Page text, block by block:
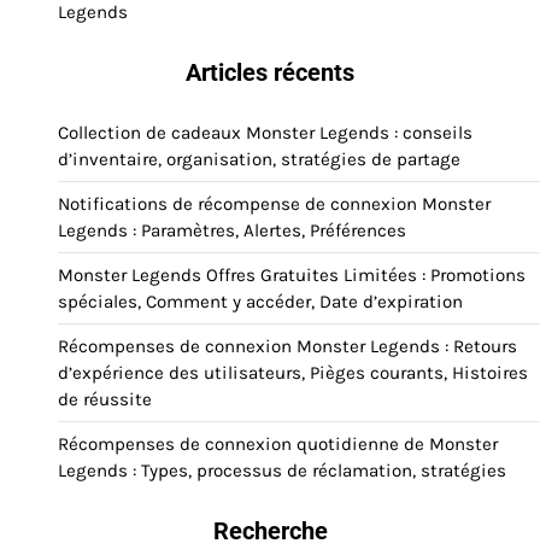
Legends
Articles récents
Collection de cadeaux Monster Legends : conseils
d’inventaire, organisation, stratégies de partage
Notifications de récompense de connexion Monster
Legends : Paramètres, Alertes, Préférences
Monster Legends Offres Gratuites Limitées : Promotions
spéciales, Comment y accéder, Date d’expiration
Récompenses de connexion Monster Legends : Retours
d’expérience des utilisateurs, Pièges courants, Histoires
de réussite
Récompenses de connexion quotidienne de Monster
Legends : Types, processus de réclamation, stratégies
Recherche